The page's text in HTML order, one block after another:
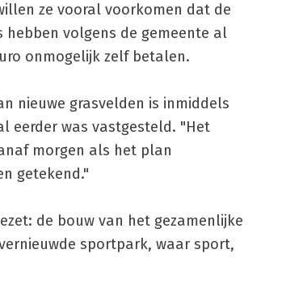
ze vooral voorkomen dat de
hebben volgens de gemeente al
onmogelijk zelf betalen.
nieuwe grasvelden is inmiddels
eerder was vastgesteld. "Het
morgen als het plan
getekend."
de bouw van het gezamenlijke
sportpark, waar sport,